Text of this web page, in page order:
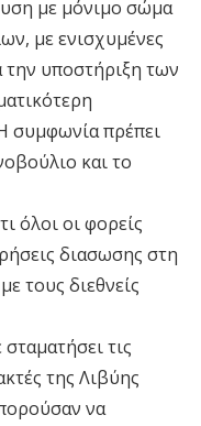
με μόνιμο σώμα
με ενισχυμένες
την υποστήριξη των
συμφωνία πρέπει
και το
όλοι οι φορείς
διασωσης στη
τους διεθνείς
τις
της Λιβύης
να